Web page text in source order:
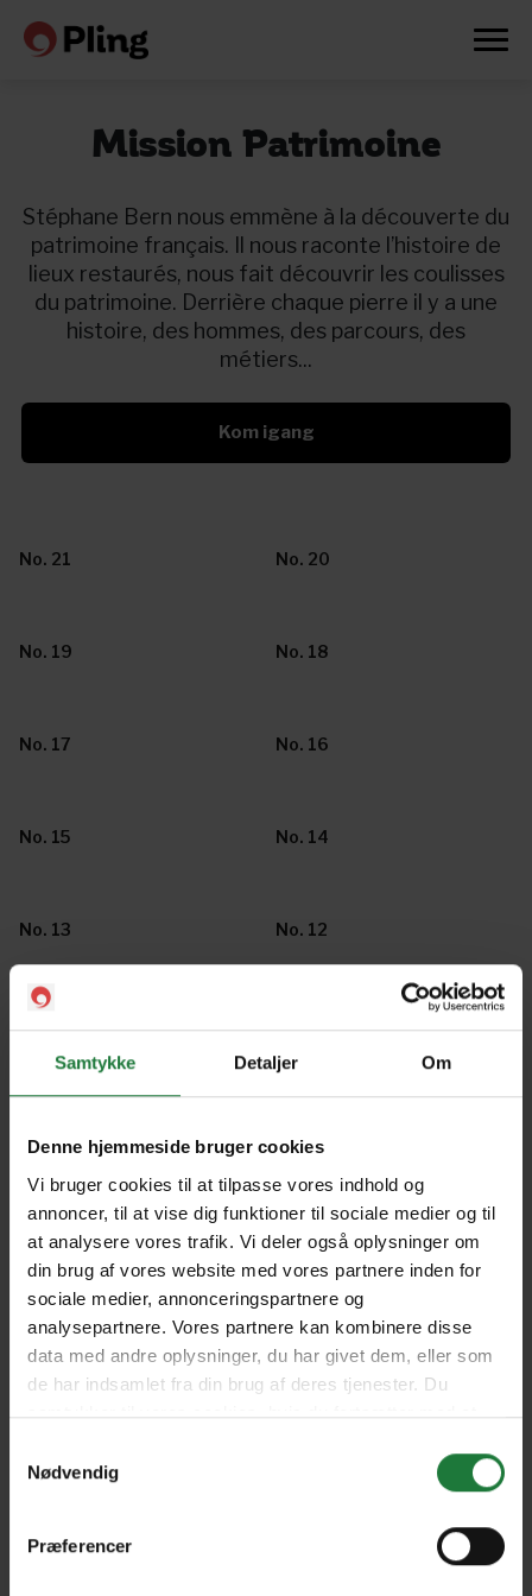
Samtykke Detaljer Om
Denne hjemmeside bruger cookies
Vi bruger cookies til at tilpasse vores indhold og
annoncer, til at vise dig funktioner til sociale medier og til
at analysere vores trafik. Vi deler også oplysninger om
din brug af vores website med vores partnere inden for
sociale medier, annonceringspartnere og
analysepartnere. Vores partnere kan kombinere disse
data med andre oplysninger, du har givet dem, eller som
de har indsamlet fra din brug af deres tjenester. Du
samtykker til vores cookies, hvis du fortsætter med at
Nødvendig
Præferencer
Mission Patrimoine
Stéphane Bern nous emmène à la découverte du
patrimoine français. Il nous raconte l’histoire de
lieux restaurés, nous fait découvrir les coulisses
du patrimoine. Derrière chaque pierre il y a une
histoire, des hommes, des parcours, des
métiers...
Kom igang
No. 21 No. 20
No. 19 No. 18
No. 17 No. 16
No. 15 No. 14
No. 13 No. 12
No. 7 No. 6
No. 5 No. 4
No. 3
Forrige Næste